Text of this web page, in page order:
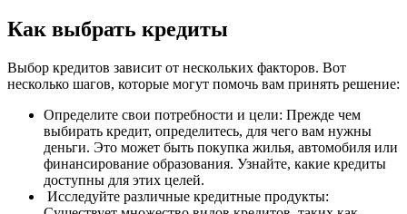
Как выбрать кредиты
Выбор кредитов зависит от нескольких факторов. Вот
несколько шагов, которые могут помочь вам принять решение:
Определите свои потребности и цели: Прежде чем
выбирать кредит, определитесь, для чего вам нужны
деньги. Это может быть покупка жилья, автомобиля или
финансирование образования. Узнайте, какие кредиты
доступны для этих целей.
Исследуйте различные кредитные продукты: